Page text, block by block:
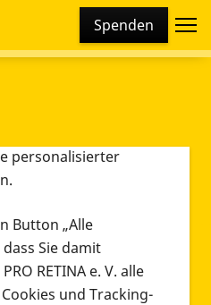
Spenden
Cookies und
Cookies und
personalisierter
Button „Alle
Sie damit
RETINA e. V. alle
und Tracking-